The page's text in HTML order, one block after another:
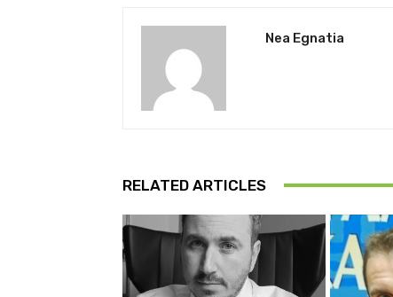
Nea Egnatia
RELATED ARTICLES